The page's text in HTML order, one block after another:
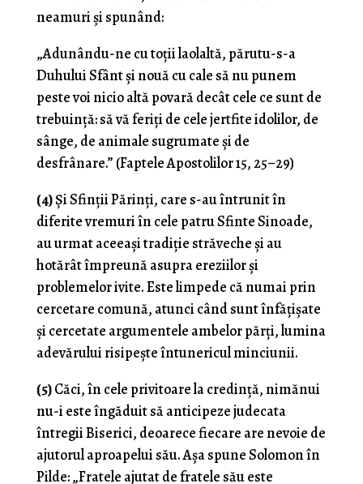
neamuri și spunând:
„Adunându-ne cu toții laolaltă, părutu-s-a
Duhului Sfânt și nouă cu cale să nu punem
peste voi nicio altă povară decât cele ce sunt de
trebuință: să vă feriți de cele jertfite idolilor, de
sânge, de animale sugrumate și de
desfrânare.” (Faptele Apostolilor 15, 25–29)
(4)Și Sfinții Părinți, care s-au întrunit în
diferite vremuri în cele patru Sfinte Sinoade,
au urmat aceeași tradiție străveche și au
hotărât împreună asupra ereziilor și
problemelor ivite. Este limpede că numai prin
cercetare comună, atunci când sunt înfățișate
și cercetate argumentele ambelor părți, lumina
adevărului risipește întunericul minciunii.
(5)Căci, în cele privitoare la credință, nimănui
nu-i este îngăduit să anticipeze judecata
întregii Biserici, deoarece fiecare are nevoie de
ajutorul aproapelui său. Așa spune Solomon în
Pilde: „Fratele ajutat de fratele său este